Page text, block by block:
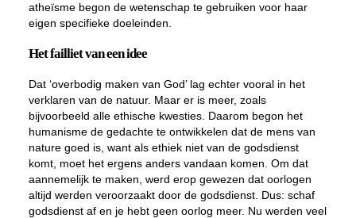
atheïsme begon de wetenschap te gebruiken voor haar
eigen specifieke doeleinden.
Het failliet van een idee
Dat ‘overbodig maken van God’ lag echter vooral in het
verklaren van de natuur. Maar er is meer, zoals
bijvoorbeeld alle ethische kwesties. Daarom begon het
humanisme de gedachte te ontwikkelen dat de mens van
nature goed is, want als ethiek niet van de godsdienst
komt, moet het ergens anders vandaan komen. Om dat
aannemelijk te maken, werd erop gewezen dat oorlogen
altijd werden veroorzaakt door de godsdienst. Dus: schaf
godsdienst af en je hebt geen oorlog meer. Nu werden veel